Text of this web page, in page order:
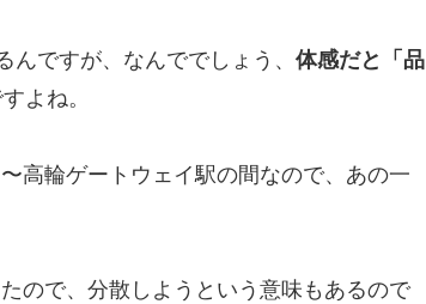
ですが、なんででしょう、 体感だと「品
よね。
高輪ゲートウェイ駅の間なので、あの一
ので、分散しようという意味もあるので